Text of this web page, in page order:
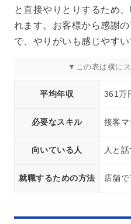
と直接やりとりするため
れます。お客様から感謝
で、やりがいも感じやすい
平均年収 361万
必要なスキル 接客
向いている人 人と
就職するための方法 店舗